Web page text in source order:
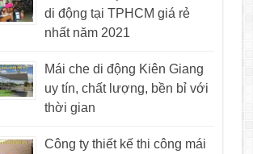
di động tại TPHCM giá rẻ
nhất năm 2021
Mái che di động Kiên Giang
uy tín, chất lượng, bền bỉ với
thời gian
Công ty thiết kế thi công mái